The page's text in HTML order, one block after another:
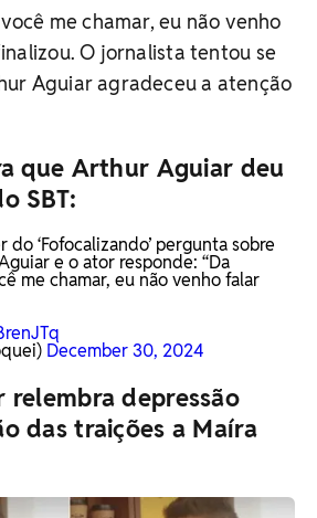
me chamar, eu não venho
O jornalista tentou se
Aguiar agradeceu a atenção
que Arthur Aguiar deu
SBT:
do ‘Fofocalizando’ pergunta sobre
e o ator responde: “Da
me chamar, eu não venho falar
December 30, 2024
depressão
das traições a Maíra